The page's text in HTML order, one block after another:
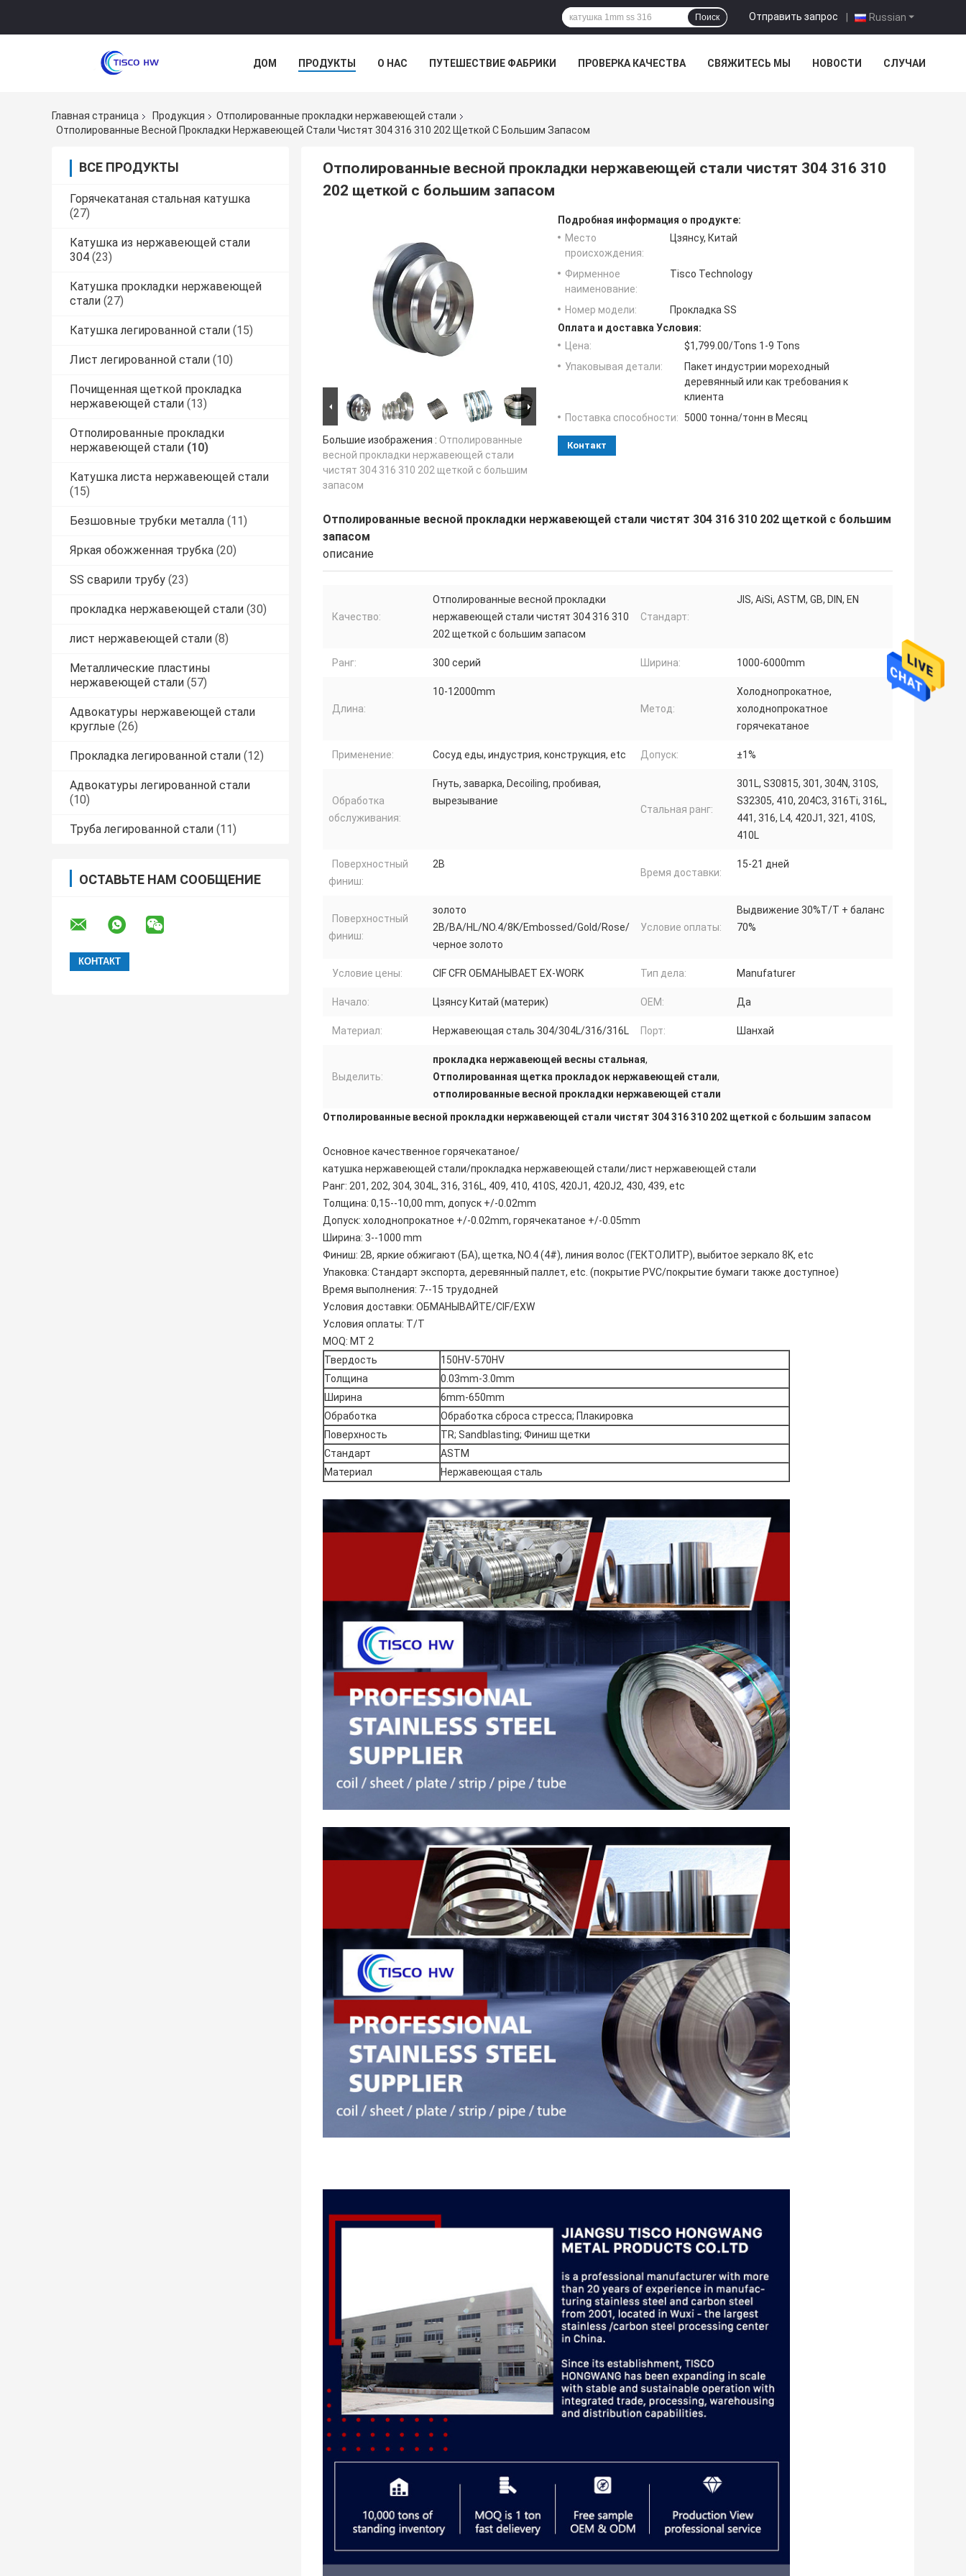
Russian
Отправить запрос |
Поиск
ДОМ ПРОДУКТЫ О НАС ПУТЕШЕСТВИЕ ФАБРИКИ ПРОВЕРКА КАЧЕСТВА СВЯЖИТЕСЬ МЫ НОВОСТИ СЛУЧАИ
Главная страница Продукция
Отполированные прокладки нержавеющей стали
Отполированные Весной Прокладки Нержавеющей Стали Чистят 304 316 310 202 Щеткой С Большим Запасом
ВСЕ ПРОДУКТЫ
Горячекатаная стальная катушка
(27)
Катушка из нержавеющей стали
304 (23)
Катушка прокладки нержавеющей
стали (27)
Катушка легированной стали (15)
Лист легированной стали (10)
Почищенная щеткой прокладка
нержавеющей стали (13)
Отполированные прокладки
нержавеющей стали (10)
Катушка листа нержавеющей стали
(15)
Безшовные трубки металла (11)
Яркая обожженная трубка (20)
SS сварили трубу (23)
прокладка нержавеющей стали (30)
лист нержавеющей стали (8)
Металлические пластины
нержавеющей стали (57)
Адвокатуры нержавеющей стали
круглые (26)
Прокладка легированной стали (12)
Адвокатуры легированной стали
(10)
Труба легированной стали (11)
ОСТАВЬТЕ НАМ СООБЩЕНИЕ
Отполированные весной прокладки нержавеющей стали чистят 304 316 310
202 щеткой с большим запасом
Большие изображения : Отполированные
весной прокладки нержавеющей стали
чистят 304 316 310 202 щеткой с большим
запасом
Подробная информация о продукте:
Место
происхождения:
Цзянсу, Китай
Фирменное
наименование:
Tisco Technology
Номер модели:
Прокладка SS
Оплата и доставка Условия:
Цена:
$1,799.00/Tons 1-9 Tons
Упаковывая детали:
Пакет индустрии мореходный
деревянный или как требования к
клиента
Поставка способности:
5000 тонна/тонн в Месяц
Контакт
Отполированные весной прокладки нержавеющей стали чистят 304 316 310 202 щеткой с большим
запасом
описание
Качество:
Отполированные весной прокладки
нержавеющей стали чистят 304 316 310
202 щеткой с большим запасом
Стандарт:
JIS, AiSi, ASTM, GB, DIN, EN
Ранг: 300 серий Ширина: 1000-6000mm
Длина:
10-12000mm
Метод:
Холоднопрокатное,
холоднопрокатное
горячекатаное
Применение: Сосуд еды, индустрия, конструкция, etc Допуск: ±1%
Обработка
обслуживания:
Гнуть, заварка, Decoiling, пробивая,
вырезывание
Стальная ранг:
301L, S30815, 301, 304N, 310S,
S32305, 410, 204C3, 316Ti, 316L,
441, 316, L4, 420J1, 321, 410S,
410L
Поверхностный
финиш:
2B
Время доставки:
15-21 дней
Поверхностный
финиш:
золото
2B/BA/HL/NO.4/8K/Embossed/Gold/Rose/
черное золото
Условие оплаты:
Выдвижение 30%T/T + баланс
70%
Условие цены: CIF CFR ОБМАНЫВАЕТ EX-WORK Тип дела: Manufaturer
Начало: Цзянсу Китай (материк) OEM: Да
Материал: Нержавеющая сталь 304/304L/316/316L Порт: Шанхай
Выделить:
прокладка нержавеющей весны стальная,
Отполированная щетка прокладок нержавеющей стали,
отполированные весной прокладки нержавеющей стали
Отполированные весной прокладки нержавеющей стали чистят 304 316 310 202 щеткой с большим запасом
Основное качественное горячекатаное/
катушка нержавеющей стали/прокладка нержавеющей стали/лист нержавеющей стали
Ранг: 201, 202, 304, 304L, 316, 316L, 409, 410, 410S, 420J1, 420J2, 430, 439, etc
Толщина: 0,15--10,00 mm, допуск +/-0.02mm
Допуск: холоднопрокатное +/-0.02mm, горячекатаное +/-0.05mm
Ширина: 3--1000 mm
Финиш: 2B, яркие обжигают (БА), щетка, NO.4 (4#), линия волос (ГЕКТОЛИТР), выбитое зеркало 8K, etc
Упаковка: Стандарт экспорта, деревянный паллет, etc. (покрытие PVC/покрытие бумаги также доступное)
Время выполнения: 7--15 трудодней
Условия доставки: ОБМАНЫВАЙТЕ/CIF/EXW
Условия оплаты: T/T
MOQ: MT 2
Твердость
150HV-570HV
Толщина
0.03mm-3.0mm
Ширина
6mm-650mm
Обработка
Обработка сброса стресса; Плакировка
Поверхность
TR; Sandblasting; Финиш щетки
Стандарт
ASTM
Материал
Нержавеющая сталь